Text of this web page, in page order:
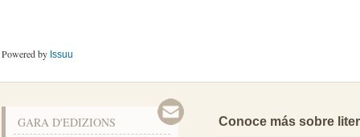
Powered by Issuu
GARA D'EDIZIONS
Conoce más sobre